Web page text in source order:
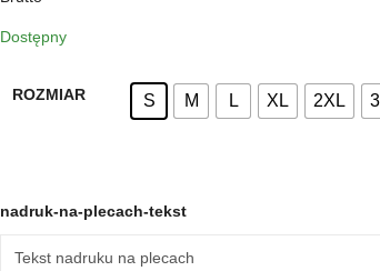
Dostępny
ROZMIAR S M L XL 2XL
nadruk-na-plecach-tekst